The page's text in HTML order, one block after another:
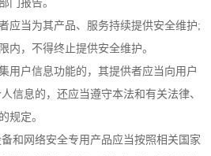
门报告。
当为其产品、服务持续提供安全维护;
内，不得终止提供安全维护。
户信息功能的，其提供者应当向用户
信息的，还应当遵守本法和有关法律、
规定。
网络安全专用产品应当按照相关国家